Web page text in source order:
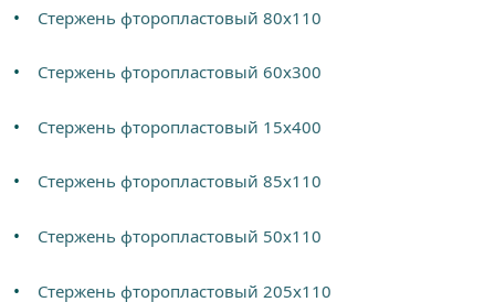
Стержень фторопластовый 80х110
Стержень фторопластовый 60х300
Стержень фторопластовый 15х400
Стержень фторопластовый 85х110
Стержень фторопластовый 50х110
Стержень фторопластовый 205х110